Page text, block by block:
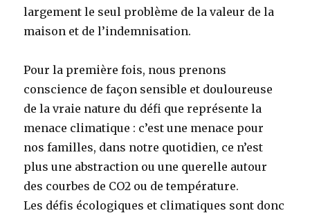
largement le seul problème de la valeur de la
maison et de l’indemnisation.
Pour la première fois, nous prenons
conscience de façon sensible et douloureuse
de la vraie nature du défi que représente la
menace climatique : c’est une menace pour
nos familles, dans notre quotidien, ce n’est
plus une abstraction ou une querelle autour
des courbes de CO2 ou de température.
Les défis écologiques et climatiques sont donc